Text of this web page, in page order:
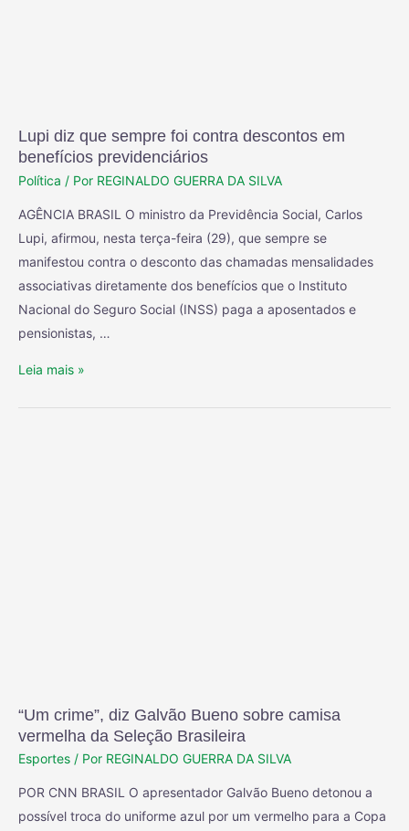
Lupi diz que sempre foi contra descontos em
benefícios previdenciários
Política / Por REGINALDO GUERRA DA SILVA
AGÊNCIA BRASIL O ministro da Previdência Social, Carlos
Lupi, afirmou, nesta terça-feira (29), que sempre se
manifestou contra o desconto das chamadas mensalidades
associativas diretamente dos benefícios que o Instituto
Nacional do Seguro Social (INSS) paga a aposentados e
pensionistas, …
Leia mais »
“Um crime”, diz Galvão Bueno sobre camisa
vermelha da Seleção Brasileira
Esportes / Por REGINALDO GUERRA DA SILVA
POR CNN BRASIL O apresentador Galvão Bueno detonou a
possível troca do uniforme azul por um vermelho para a Copa